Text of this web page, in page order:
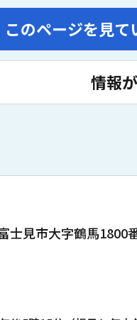
このページを見て
情報
士見市大字鶴馬1800